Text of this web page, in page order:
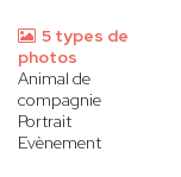
5 types de
photos
Animal de
compagnie
Portrait
Evènement